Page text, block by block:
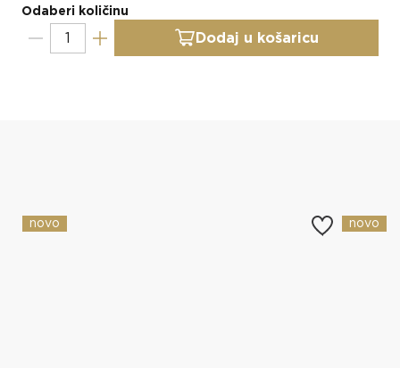
Odaberi količinu
Dodaj u košaricu
novo novo